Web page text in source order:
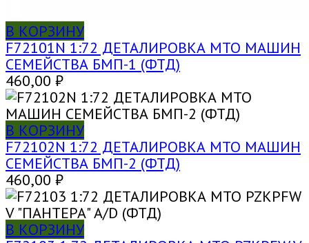
В КОРЗИНУ
F72101N 1:72 ДЕТАЛИРОВКА МТО МАШИН
СЕМЕЙСТВА БМП-1 (ФТД)
460,00 ₽
В КОРЗИНУ
F72102N 1:72 ДЕТАЛИРОВКА МТО МАШИН
СЕМЕЙСТВА БМП-2 (ФТД)
460,00 ₽
В КОРЗИНУ